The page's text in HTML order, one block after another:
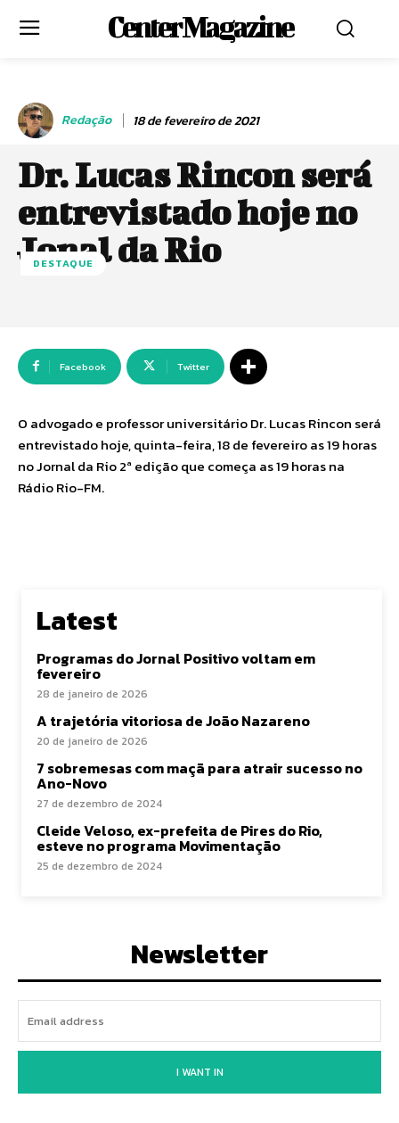
Center Magazine
Redação 18 de fevereiro de 2021
Dr. Lucas Rincon será
entrevistado hoje no
Jonal da Rio
DESTAQUE
Facebook Twitter
O advogado e professor universitário Dr. Lucas Rincon será
entrevistado hoje, quinta-feira, 18 de fevereiro as 19 horas
no Jornal da Rio 2ª edição que começa as 19 horas na
Rádio Rio-FM.
Latest
Programas do Jornal Positivo voltam em
fevereiro
28 de janeiro de 2026
A trajetória vitoriosa de João Nazareno
20 de janeiro de 2026
7 sobremesas com maçã para atrair sucesso no
Ano-Novo
27 de dezembro de 2024
Cleide Veloso, ex-prefeita de Pires do Rio,
esteve no programa Movimentação
25 de dezembro de 2024
Newsletter
I WANT IN